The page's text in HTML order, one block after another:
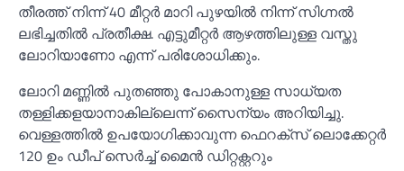
തീരത്ത് നിന്ന് 40 മീറ്റർ മാറി പുഴയില്‍ നിന്ന് സിഗ്നല്‍
ലഭിച്ചതില്‍ പ്രതീക്ഷ. എട്ടുമീറ്റർ ആഴത്തിലുള്ള വസ്തു
ലോറിയാണോ എന്ന് പരിശോധിക്കും.
ലോറി മണ്ണില്‍ പുതഞ്ഞു പോകാനുള്ള സാധ്യത
തള്ളിക്കളയാനാകില്ലെന്ന് സൈന്യം അറിയിച്ചു.
വെള്ളത്തില്‍ ഉപയോഗിക്കാവുന്ന ഫെറക്സ് ലൊക്കേറ്റർ
120 ഉം ഡീപ് സെർച്ച്‌ മൈൻ ഡിറ്റക്റ്ററും